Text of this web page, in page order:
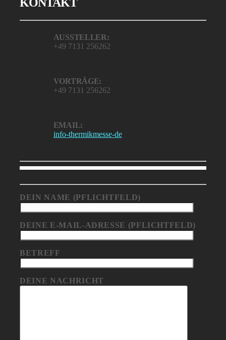
AUSSTELLER:
+49 7131 256262
VORTRÄGE:
+49 7131 256262
EMAIL:
info-thermikmesse-de
DEIN NAME (PFLICHTFELD)
DEINE E-MAIL-ADRESSE (PFLICHTFELD)
BETREFF
DEINE NACHRICHT